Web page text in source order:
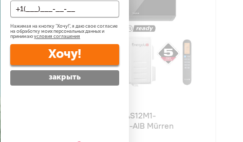
Energolux SAS12M1-
AIB/SAU12M1-AIB Mürren
Нажимая на кнопку "Хочу!", я даю свое согласие
на обработку моих персональных данных и
принимаю условия соглашения
Хочу!
закрыть